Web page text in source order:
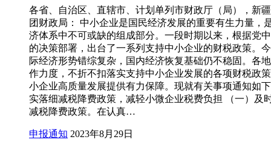
各省、自治区、直辖市、计划单列市财政厅（局），新
团财政局： 中小企业是国民经济发展的重要有生力量，
济体系中不可或缺的组成部分。一段时期以来，根据党
的决策部署，出台了一系列支持中小企业的财税政策。
际经济形势错综复杂，国内经济恢复基础仍不稳固。各
作力度，不折不扣落实支持中小企业发展的各项财税政
小企业高质量发展提供有力保障。现就有关事项通知如
实落细减税降费政策，减轻小微企业税费负担 （一）及
减税降费政策。在认真…
申报通知 2023年8月29日